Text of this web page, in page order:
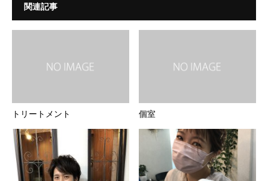
関連記事
トリートメント 個室